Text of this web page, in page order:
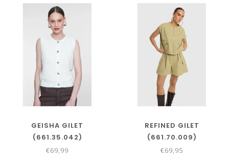
GEISHA GILET
(661.35.042)
€69,99
REFINED GILET
(661.70.009)
€69,95